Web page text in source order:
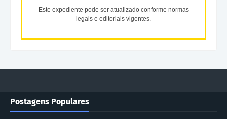
Este expediente pode ser atualizado conforme normas
legais e editoriais vigentes.
Postagens Populares